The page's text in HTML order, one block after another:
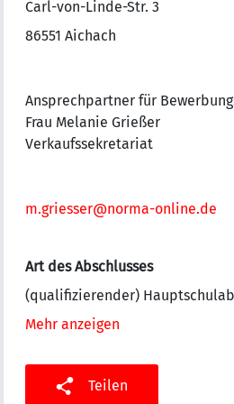
Carl-von-Linde-Str. 3
86551 Aichach
Ansprechpartner für
Frau Melanie Grießer
Verkaufssekretariat
m.griesser@norma-online.de
Art des Abschlusses
(qualifizierender)
Mehr anzeigen
Teilen